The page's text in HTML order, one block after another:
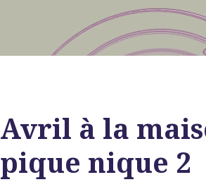
Avril à la
pique nique 2